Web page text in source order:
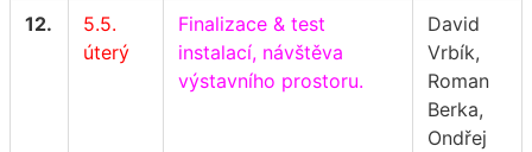
12.
5.5.
úterý
Finalizace & test
instalací, návštěva
výstavního prostoru.
David
Vrbík,
Roman
Berka,
Ondřej